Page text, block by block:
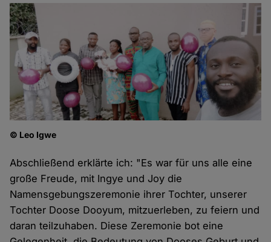
© Leo Igwe
Abschließend erklärte ich: "Es war für uns alle eine
große Freude, mit Ingye und Joy die
Namensgebungszeremonie ihrer Tochter, unserer
Tochter Doose Dooyum, mitzuerleben, zu feiern und
daran teilzuhaben. Diese Zeremonie bot eine